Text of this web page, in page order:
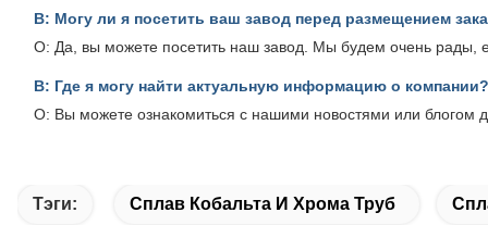
В: Могу ли я посетить ваш завод перед размещением
О: Да, вы можете посетить наш завод. Мы будем очень рады,
В: Где я могу найти актуальную информацию о компании?
О: Вы можете ознакомиться с нашими новостями или
Тэги: Сплав Кобальта И Хрома Труб